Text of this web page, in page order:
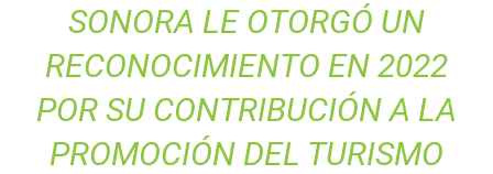
SONORA LE OTORGÓ UN
RECONOCIMIENTO EN 2022
POR SU CONTRIBUCIÓN A LA
PROMOCIÓN DEL TURISMO